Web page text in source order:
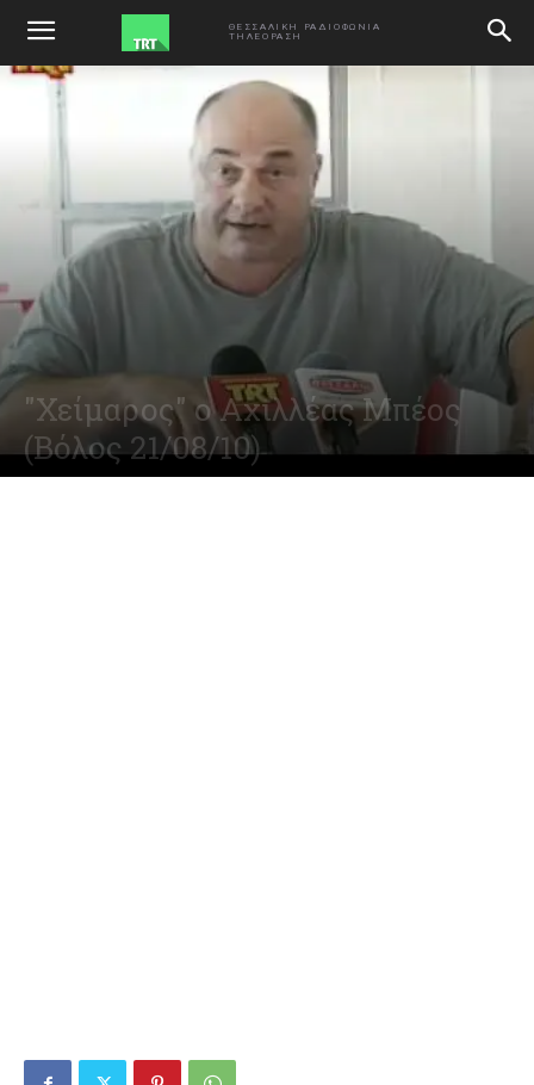
ΘΕΣΣΑΛΙΚΗ ΡΑΔΙΟΦΩΝΙΑ
ΤΗΛΕΟΡΑΣΗ
ΑΡΧΙΚΗ
"Χείμαρος" ο Αχιλλέας Μπέος
(Βόλος 21/08/10)